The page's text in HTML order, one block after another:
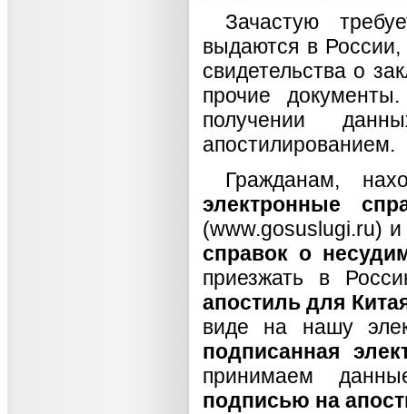
Зачастую
выдаются в России,
свидетельства о
прочие
получении
апостилированием.
Гражданам,
электронные
(www.gosuslugi.ru)
справок о
приезжать в
апостиль для
виде на нашу
подписанная
принимаем
подписью на